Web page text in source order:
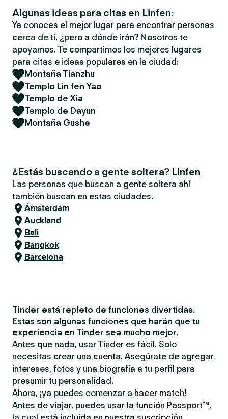
Algunas ideas para citas en Linfen:
Ya conoces el mejor lugar para encontrar personas
cerca de ti, ¿pero a dónde irán? Nosotros te
apoyamos. Te compartimos los mejores lugares
para citas e ideas populares en la ciudad:
Montaña Tianzhu
Templo Lin fen Yao
Templo de Xia
Templo de Dayun
Montaña Gushe
¿Estás buscando a gente soltera? Linfen
Las personas que buscan a gente soltera ahí
también buscan en estas ciudades.
Ámsterdam
Auckland
Bali
Bangkok
Barcelona
Tinder está repleto de funciones divertidas.
Estas son algunas funciones que harán que tu
experiencia en Tinder sea mucho mejor.
Antes que nada, usar Tinder es fácil. Solo
necesitas crear una cuenta. Asegúrate de agregar
intereses, fotos y una biografía a tu perfil para
presumir tu personalidad.
Ahora, ¡ya puedes comenzar a hacer match!
Antes de viajar, puedes usar la función Passport™,